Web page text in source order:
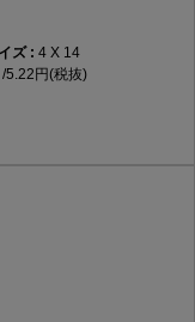
4 X 14
5.22円(税抜)